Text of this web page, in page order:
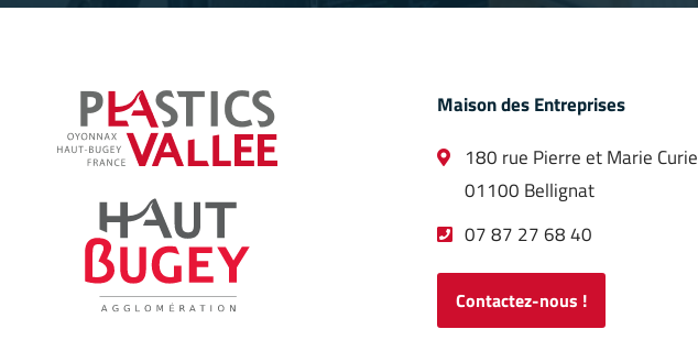
Maison des Entreprises
180 rue Pierre et Marie Curie
01100 Bellignat
07 87 27 68 40
Contactez-nous !